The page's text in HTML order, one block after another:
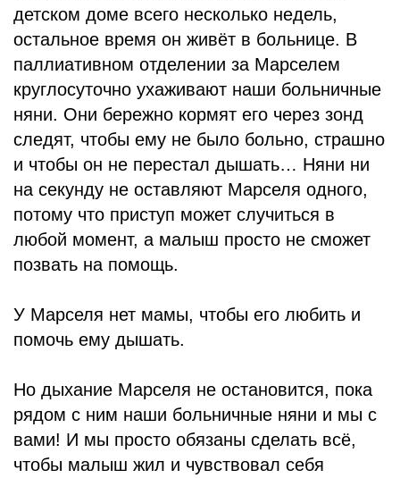
детском доме всего несколько недель,
остальное время он живёт в больнице. В
паллиативном отделении за Марселем
круглосуточно ухаживают наши больничные
няни. Они бережно кормят его через зонд
следят, чтобы ему не было больно, страшно
и чтобы он не перестал дышать… Няни ни
на секунду не оставляют Марселя одного,
потому что приступ может случиться в
любой момент, а малыш просто не сможет
позвать на помощь.
У Марселя нет мамы, чтобы его любить и
помочь ему дышать.
Но дыхание Марселя не остановится, пока
рядом с ним наши больничные няни и мы с
вами! И мы просто обязаны сделать всё,
чтобы малыш жил и чувствовал себя